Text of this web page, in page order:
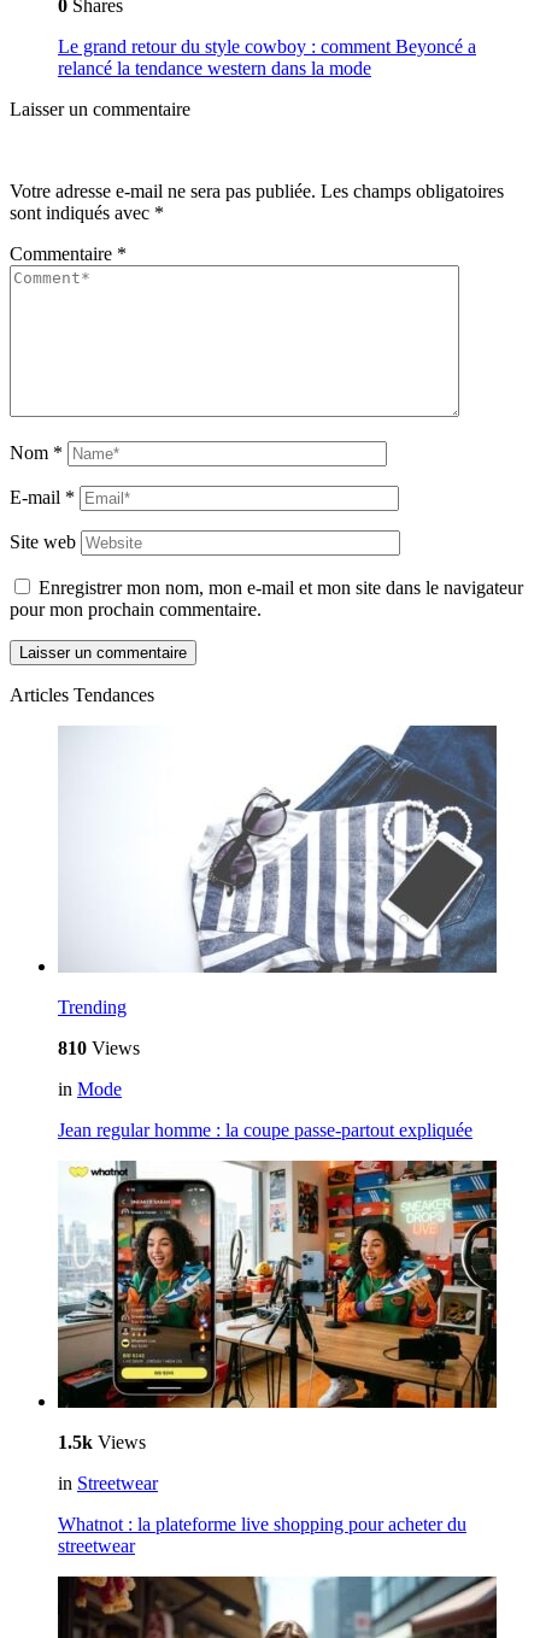
0 Shares
Le grand retour du style cowboy : comment Beyoncé a
relancé la tendance western dans la mode
Laisser un commentaire
Votre adresse e-mail ne sera pas publiée. Les champs obligatoires
sont indiqués avec *
Commentaire *
Nom *
E-mail *
Site web
Enregistrer mon nom, mon e-mail et mon site dans le navigateur
pour mon prochain commentaire.
Articles Tendances
Trending
810 Views
in Mode
Jean regular homme : la coupe passe-partout expliquée
1.5k Views
in Streetwear
Whatnot : la plateforme live shopping pour acheter du
streetwear